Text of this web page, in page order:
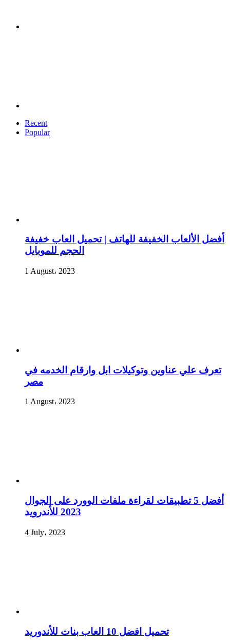
Recent
Popular
أفضل الألعاب الخفيفة للهاتف | تحميل العاب خفيفة
الحجم للموبايل
1 August، 2023
تعرف علي عناوين وتوكيلات ابل وارقام الخدمه في
مصر
1 August، 2023
أفضل 5 تطبيقات لقراءة ملفات الوورد على الجوال
2023 للأندرويد
4 July، 2023
تحميل افضل 10 العاب بنات للأندوريد